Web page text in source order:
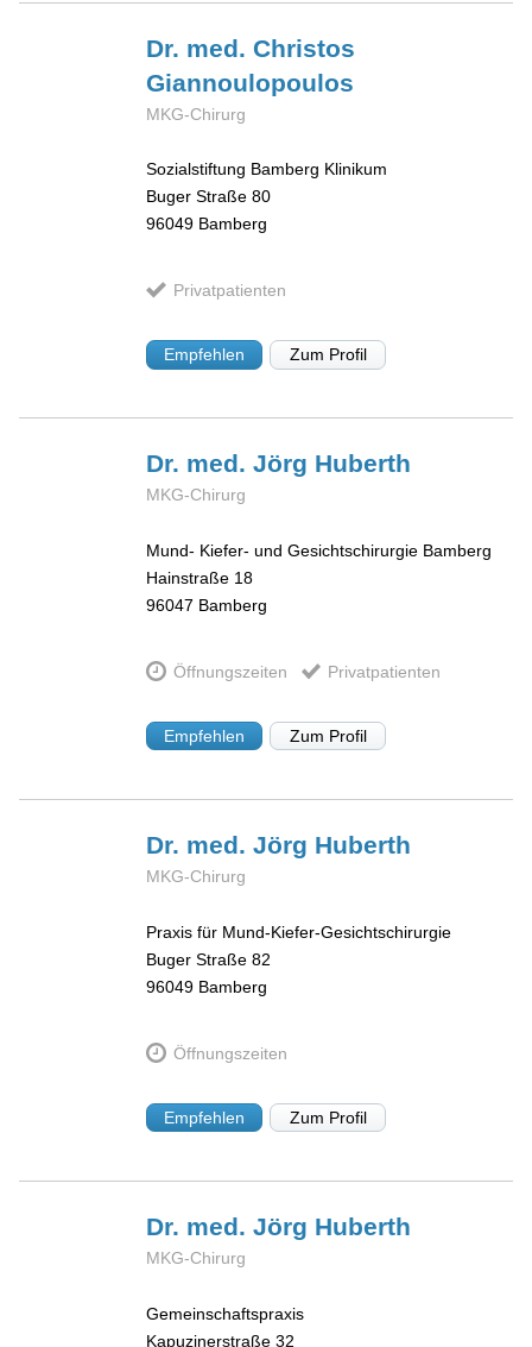
Dr. med. Christos
Giannoulopoulos
MKG-Chirurg
Sozialstiftung Bamberg Klinikum
Buger Straße 80
96049 Bamberg
Privatpatienten
Empfehlen Zum Profil
Dr. med. Jörg Huberth
MKG-Chirurg
Mund- Kiefer- und Gesichtschirurgie Bamberg
Hainstraße 18
96047 Bamberg
Öffnungszeiten Privatpatienten
Empfehlen Zum Profil
Dr. med. Jörg Huberth
MKG-Chirurg
Praxis für Mund-Kiefer-Gesichtschirurgie
Buger Straße 82
96049 Bamberg
Öffnungszeiten
Empfehlen Zum Profil
Dr. med. Jörg Huberth
MKG-Chirurg
Gemeinschaftspraxis
Kapuzinerstraße 32